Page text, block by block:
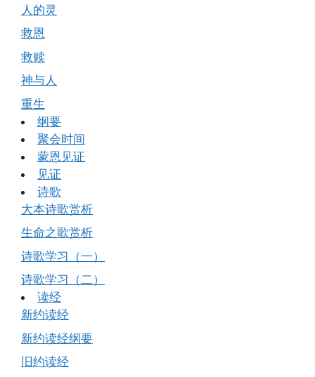
人的灵
救恩
救赎
神与人
重生
纲要
聚会时间
蒙恩见证
见证
诗歌
大本诗歌赏析
生命之歌赏析
诗歌学习（一）
诗歌学习（二）
读经
新约读经
新约读经纲要
旧约读经